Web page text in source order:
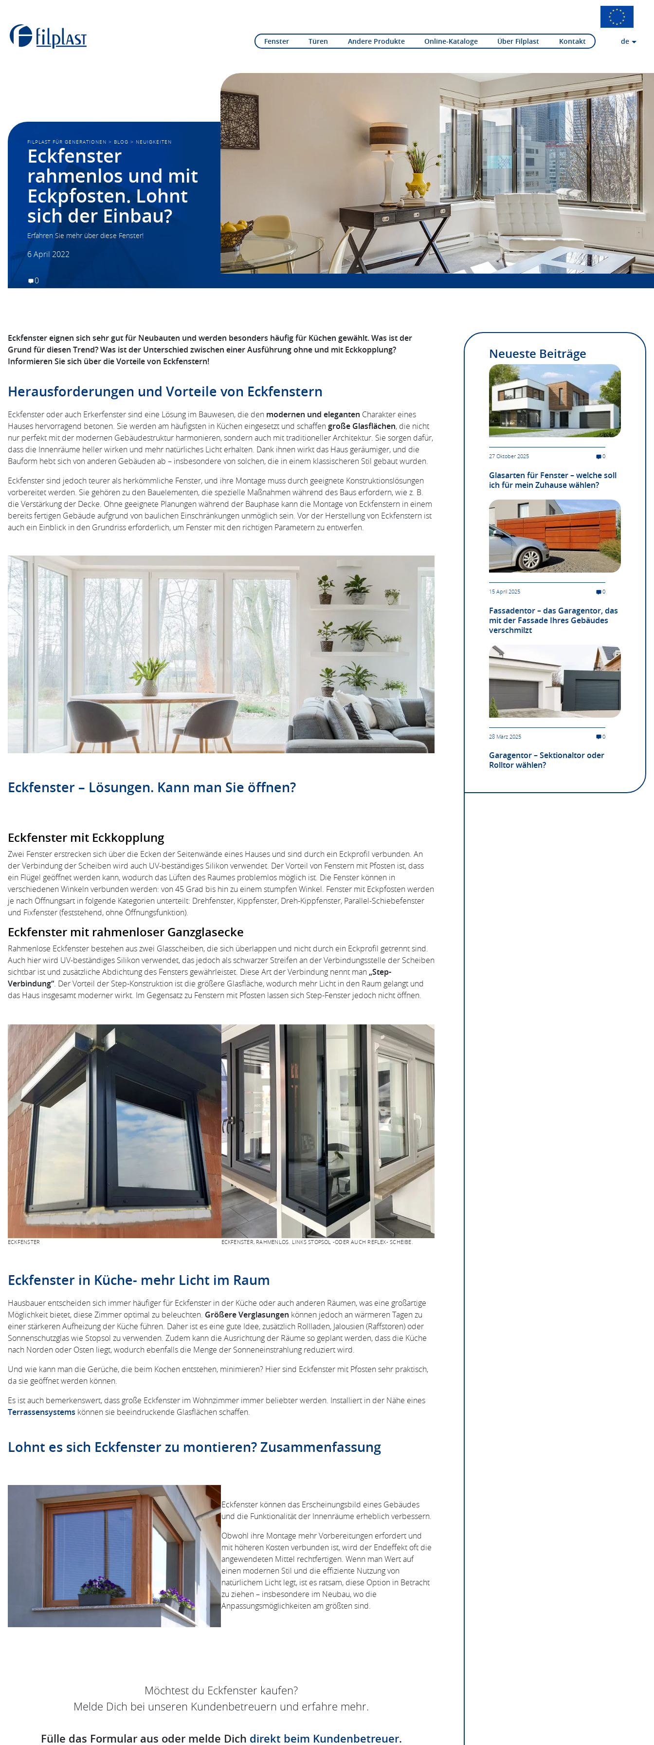
Fenster Türen Andere Produkte Online-Kataloge Über Filplast Kontakt de
FILPLAST FÜR GENERATIONEN > BLOG > NEUIGKEITEN
Eckfenster
rahmenlos und mit
Eckpfosten. Lohnt
sich der Einbau?
Erfahren Sie mehr über diese Fenster!
6 April 2022
0
Eckfenster eignen sich sehr gut für Neubauten und werden besonders häufig für Küchen gewählt. Was ist der
Grund für diesen Trend? Was ist der Unterschied zwischen einer Ausführung ohne und mit Eckkopplung?
Informieren Sie sich über die Vorteile von Eckfenstern!
Herausforderungen und Vorteile von Eckfenstern
Eckfenster oder auch Erkerfenster sind eine Lösung im Bauwesen, die den modernen und eleganten Charakter eines
Hauses hervorragend betonen. Sie werden am häufigsten in Küchen eingesetzt und schaffen große Glasflächen, die nicht
nur perfekt mit der modernen Gebäudestruktur harmonieren, sondern auch mit traditioneller Architektur. Sie sorgen dafür,
dass die Innenräume heller wirken und mehr natürliches Licht erhalten. Dank ihnen wirkt das Haus geräumiger, und die
Bauform hebt sich von anderen Gebäuden ab – insbesondere von solchen, die in einem klassischeren Stil gebaut wurden.
Eckfenster sind jedoch teurer als herkömmliche Fenster, und ihre Montage muss durch geeignete Konstruktionslösungen
vorbereitet werden. Sie gehören zu den Bauelementen, die spezielle Maßnahmen während des Baus erfordern, wie z. B.
die Verstärkung der Decke. Ohne geeignete Planungen während der Bauphase kann die Montage von Eckfenstern in einem
bereits fertigen Gebäude aufgrund von baulichen Einschränkungen unmöglich sein. Vor der Herstellung von Eckfenstern ist
auch ein Einblick in den Grundriss erforderlich, um Fenster mit den richtigen Parametern zu entwerfen.
Eckfenster – Lösungen. Kann man Sie öffnen?
Eckfenster mit Eckkopplung
Zwei Fenster erstrecken sich über die Ecken der Seitenwände eines Hauses und sind durch ein Eckprofil verbunden. An
der Verbindung der Scheiben wird auch UV-beständiges Silikon verwendet. Der Vorteil von Fenstern mit Pfosten ist, dass
ein Flügel geöffnet werden kann, wodurch das Lüften des Raumes problemlos möglich ist. Die Fenster können in
verschiedenen Winkeln verbunden werden: von 45 Grad bis hin zu einem stumpfen Winkel. Fenster mit Eckpfosten werden
je nach Öffnungsart in folgende Kategorien unterteilt: Drehfenster, Kippfenster, Dreh-Kippfenster, Parallel-Schiebefenster
und Fixfenster (feststehend, ohne Öffnungsfunktion).
Eckfenster mit rahmenloser Ganzglasecke
Rahmenlose Eckfenster bestehen aus zwei Glasscheiben, die sich überlappen und nicht durch ein Eckprofil getrennt sind.
Auch hier wird UV-beständiges Silikon verwendet, das jedoch als schwarzer Streifen an der Verbindungsstelle der Scheiben
sichtbar ist und zusätzliche Abdichtung des Fensters gewährleistet. Diese Art der Verbindung nennt man„Step-
Verbindung“. Der Vorteil der Step-Konstruktion ist die größere Glasfläche, wodurch mehr Licht in den Raum gelangt und
das Haus insgesamt moderner wirkt. Im Gegensatz zu Fenstern mit Pfosten lassen sich Step-Fenster jedoch nicht öffnen.
ECKFENSTER ECKFENSTER, RAHMENLOS. LINKS STOPSOL -ODER AUCH REFLEX- SCHEIBE.
Eckfenster in Küche- mehr Licht im Raum
Hausbauer entscheiden sich immer häufiger für Eckfenster in der Küche oder auch anderen Räumen, was eine großartige
Möglichkeit bietet, diese Zimmer optimal zu beleuchten. Größere Verglasungen können jedoch an wärmeren Tagen zu
einer stärkeren Aufheizung der Küche führen. Daher ist es eine gute Idee, zusätzlich Rollladen, Jalousien (Raffstoren) oder
Sonnenschutzglas wie Stopsol zu verwenden. Zudem kann die Ausrichtung der Räume so geplant werden, dass die Küche
nach Norden oder Osten liegt, wodurch ebenfalls die Menge der Sonneneinstrahlung reduziert wird.
Und wie kann man die Gerüche, die beim Kochen entstehen, minimieren? Hier sind Eckfenster mit Pfosten sehr praktisch,
da sie geöffnet werden können.
Es ist auch bemerkenswert, dass große Eckfenster im Wohnzimmer immer beliebter werden. Installiert in der Nähe eines
Terrassensystems können sie beeindruckende Glasflächen schaffen.
Lohnt es sich Eckfenster zu montieren?Zusammenfassung
Eckfenster können das Erscheinungsbild eines Gebäudes
und die Funktionalität der Innenräume erheblich verbessern.
Obwohl ihre Montage mehr Vorbereitungen erfordert und
mit höheren Kosten verbunden ist, wird der Endeffekt oft die
angewendeten Mittel rechtfertigen. Wenn man Wert auf
einen modernen Stil und die effiziente Nutzung von
natürlichem Licht legt, ist es ratsam, diese Option in Betracht
zu ziehen – insbesondere im Neubau, wo die
Anpassungsmöglichkeiten am größten sind.
Möchtest du Eckfenster kaufen?
Melde Dich bei unseren Kundenbetreuern und erfahre mehr.
Fülle das Formular aus oder melde Dich direkt beim Kundenbetreuer.
Neueste Beiträge
27 Oktober 2025 0
Glasarten für Fenster – welche soll
ich für mein Zuhause wählen?
15 April 2025 0
Fassadentor – das Garagentor, das
mit der Fassade Ihres Gebäudes
verschmilzt
28 März 2025 0
Garagentor – Sektionaltor oder
Rolltor wählen?